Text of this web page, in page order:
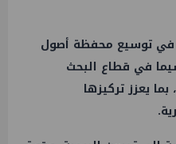
توسيع محفظة أصول
في قطاع البحث
يعزز تركيزها